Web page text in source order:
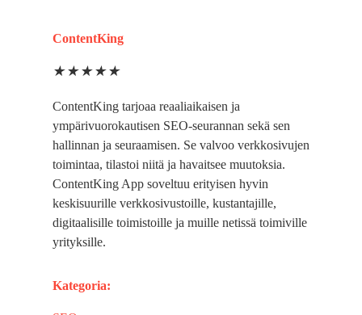
ContentKing
★★★★★
ContentKing tarjoaa reaaliaikaisen ja
ympärivuorokautisen SEO-seurannan sekä sen
hallinnan ja seuraamisen. Se valvoo verkkosivujen
toimintaa, tilastoi niitä ja havaitsee muutoksia.
ContentKing App soveltuu erityisen hyvin
keskisuurille verkkosivustoille, kustantajille,
digitaalisille toimistoille ja muille netissä toimiville
yrityksille.
Kategoria: